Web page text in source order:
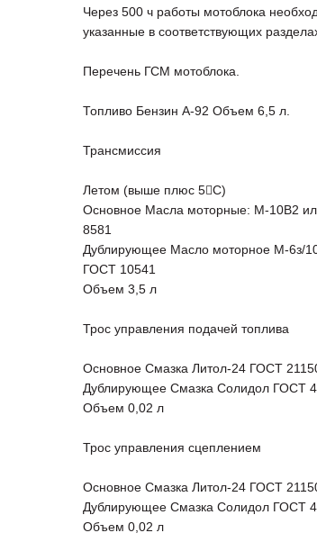
Через 500 ч работы мотоблока
указанные в соответствующих
Перечень ГСМ мотоблока.
Топливо Бензин А-92 Объем 6,5 л.
Трансмиссия
Летом (выше плюс
Основное Масла моторные: М-
8581
Дублирующее Масло моторное
ГОСТ 10541
Объем 3,5
Трос управления подачей топлива
Основное Смазка Литол-24 ГОСТ
Дублирующее Смазка Солидол ГОСТ
Объем 0,02 л
Трос управления сцеплением
Основное Смазка Литол-24 ГОСТ
Дублирующее Смазка Солидол ГОСТ
Объем 0,02 л